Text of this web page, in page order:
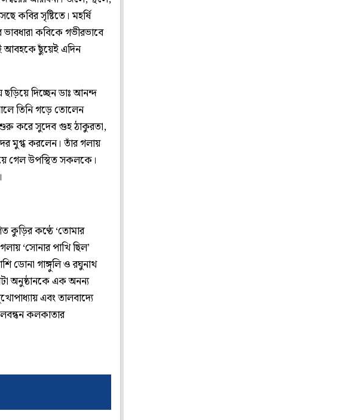
কবির সৃষ্টিতে। মহর্ষি
কবিকে গভীরভাবে
আবহকে ছুঁয়েই এদিন
ছড়িয়ে দিচ্ছেন ডাঃ আনন্দ
তিনি গড়ে তোলেন
শুরু করে সুদেব গুহ ঠাকুরতা,
মুগ্ধ করলেন। তাঁর গলায়
গেল উপস্থিত সকলকে।
কুড়ির কণ্ঠে ‘তোমার
‘সোনার পাখি ছিল’
ডোনা গাঙ্গুলি ও রঘুনাথ
অনুষ্ঠানকে এক অনন্য
এবং তালবাদ্যে
কলকাতার